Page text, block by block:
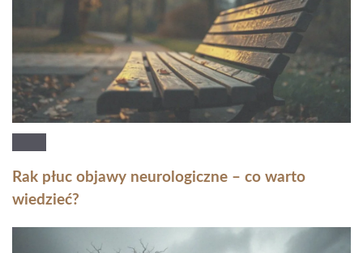
Rak płuc objawy neurologiczne – co warto
wiedzieć?